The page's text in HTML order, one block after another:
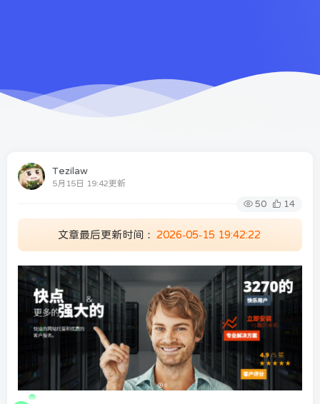
Tezilaw
5月15日 19:42更新
50 14
文章最后更新时间： 2026-05-15 19:42:22